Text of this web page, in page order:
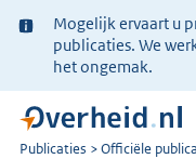
Ter
informatie:
Mogelijk ervaart u
publicaties. We
het ongemak.
U
Publicaties Officiële